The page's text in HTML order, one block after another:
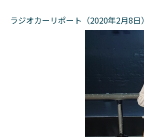
ラジオカーリポート（2020年2月8日）